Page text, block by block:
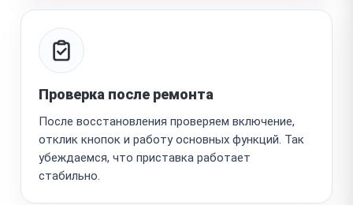
Проверка после ремонта
После восстановления проверяем включение,
отклик кнопок и работу основных функций. Так
убеждаемся, что приставка работает
стабильно.